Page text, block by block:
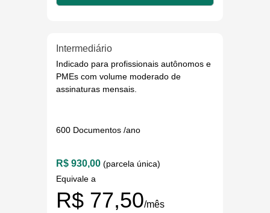
Intermediário
Indicado para profissionais autônomos e
PMEs com volume moderado de
assinaturas mensais.
600 Documentos /ano
R$ 930,00(parcela única)
Equivale a
R$ 77,50/mês